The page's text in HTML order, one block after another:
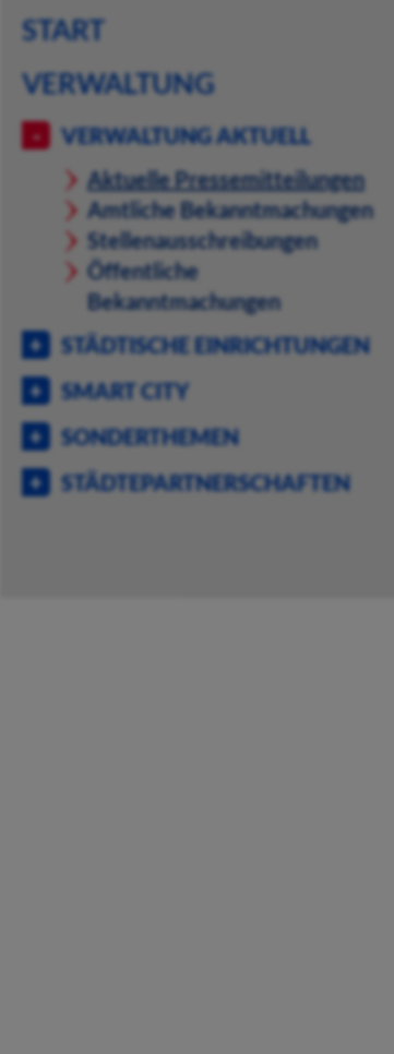
START
VERWALTUNG
VERWALTUNG AKTUELL
Aktuelle Pressemitteilungen
Amtliche Bekanntmachungen
Stellenausschreibungen
Öffentliche
Bekanntmachungen
STÄDTISCHE EINRICHTUNGEN
SMART CITY
SONDERTHEMEN
STÄDTEPARTNERSCHAFTEN